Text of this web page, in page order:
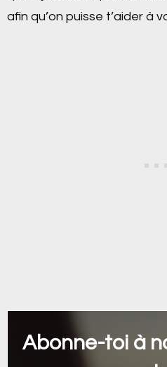
afin qu’on puisse t’aider à
Abonne-toi à